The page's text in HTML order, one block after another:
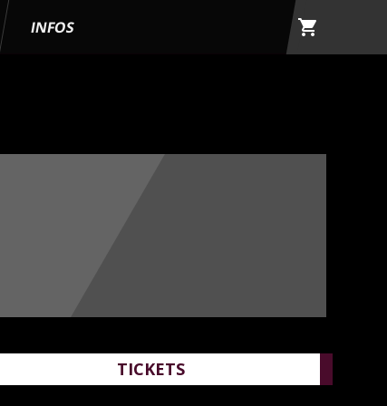
INFOS shopping_cart
TICKETS